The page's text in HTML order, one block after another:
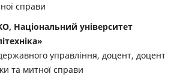
справи
Національний університет
управління, доцент, доцент
та митної справи